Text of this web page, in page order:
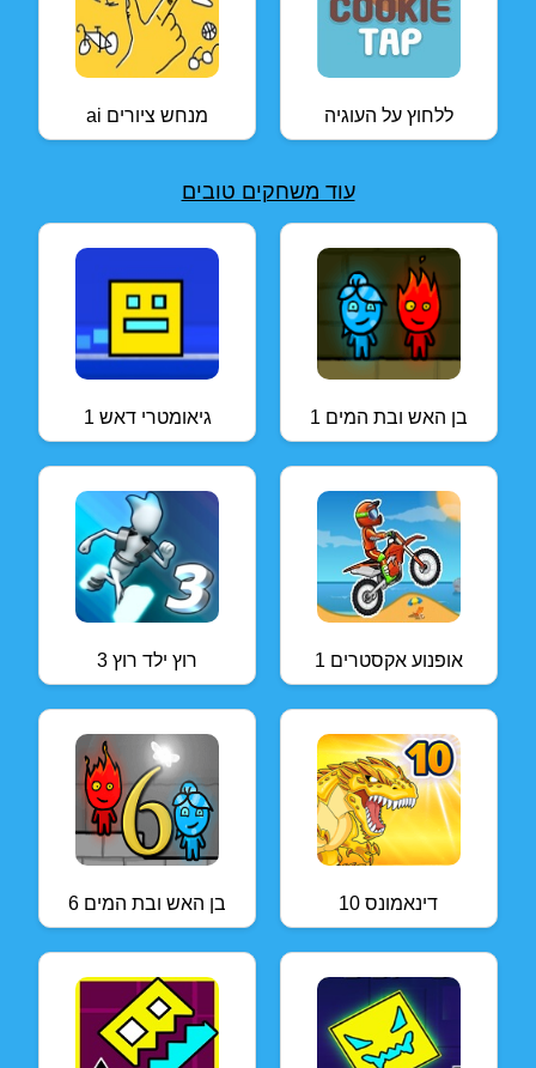
ai מנחש ציורים ללחוץ על העוגיה
עוד משחקים טובים
גיאומטרי דאש 1 בן האש ובת המים 1
רוץ ילד רוץ 3 אופנוע אקסטרים 1
בן האש ובת המים 6 דינאמונס 10